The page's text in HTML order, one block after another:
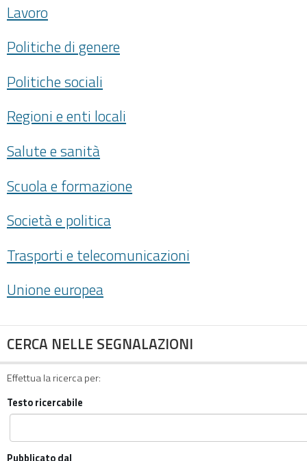
Lavoro
Politiche di genere
Politiche sociali
Regioni e enti locali
Salute e sanità
Scuola e formazione
Società e politica
Trasporti e telecomunicazioni
Unione europea
CERCA NELLE SEGNALAZIONI
Effettua la ricerca per:
Testo ricercabile